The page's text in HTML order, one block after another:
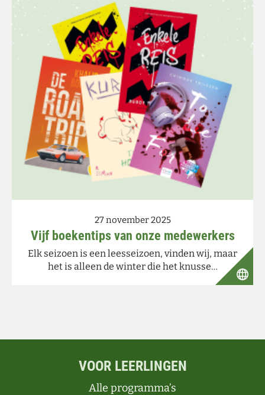
27 november 2025
Vijf boekentips van onze medewerkers
Elk seizoen is een leesseizoen, vinden wij, maar
het is alleen de winter die het knusse…
VOOR LEERLINGEN
Alle programma’s